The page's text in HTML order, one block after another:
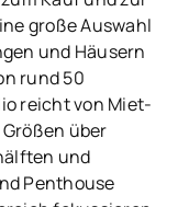
große Auswahl
und Häusern
rund 50
reicht von Miet-
über
und
Penthouse